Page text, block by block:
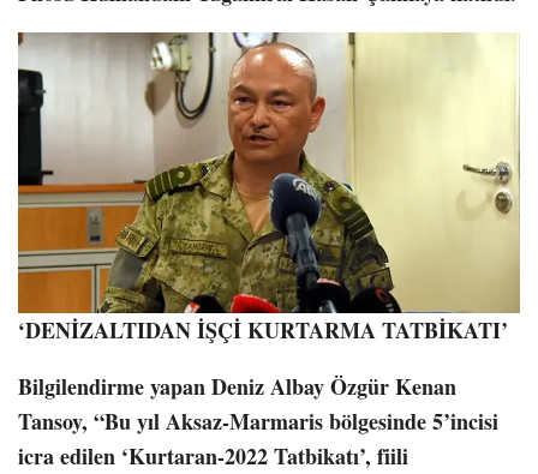
‘DENİZALTIDAN İŞÇİ KURTARMA TATBİKATI’
Bilgilendirme yapan Deniz Albay Özgür Kenan
Tansoy, “Bu yıl Aksaz-Marmaris bölgesinde 5’incisi
icra edilen ‘Kurtaran-2022 Tatbikatı’, fiili